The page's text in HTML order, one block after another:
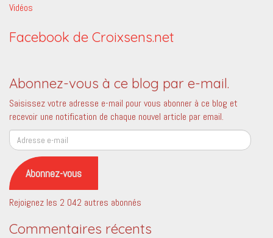
Vidéos
Facebook de Croixsens.net
Abonnez-vous à ce blog par e-mail.
Saisissez votre adresse e-mail pour vous abonner à ce blog et
recevoir une notification de chaque nouvel article par email.
Adresse
e-
mail
Abonnez-vous
Rejoignez les 2 042 autres abonnés
Commentaires récents